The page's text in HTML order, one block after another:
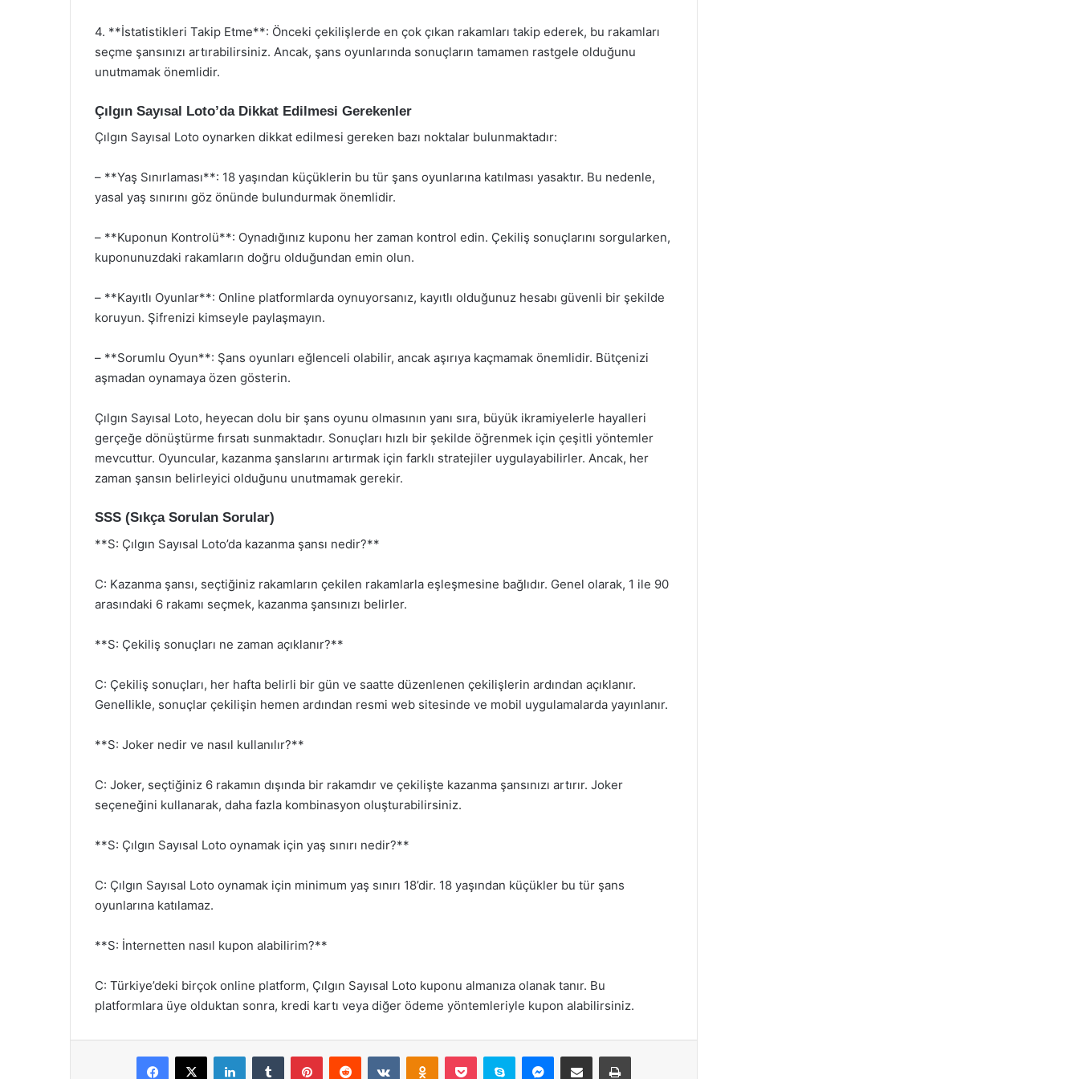
4. **İstatistikleri Takip Etme**: Önceki çekilişlerde en çok çıkan rakamları takip ederek, bu rakamları
seçme şansınızı artırabilirsiniz. Ancak, şans oyunlarında sonuçların tamamen rastgele olduğunu
unutmamak önemlidir.
Çılgın Sayısal Loto’da Dikkat Edilmesi Gerekenler
Çılgın Sayısal Loto oynarken dikkat edilmesi gereken bazı noktalar bulunmaktadır:
– **Yaş Sınırlaması**: 18 yaşından küçüklerin bu tür şans oyunlarına katılması yasaktır. Bu nedenle,
yasal yaş sınırını göz önünde bulundurmak önemlidir.
– **Kuponun Kontrolü**: Oynadığınız kuponu her zaman kontrol edin. Çekiliş sonuçlarını sorgularken,
kuponunuzdaki rakamların doğru olduğundan emin olun.
– **Kayıtlı Oyunlar**: Online platformlarda oynuyorsanız, kayıtlı olduğunuz hesabı güvenli bir şekilde
koruyun. Şifrenizi kimseyle paylaşmayın.
– **Sorumlu Oyun**: Şans oyunları eğlenceli olabilir, ancak aşırıya kaçmamak önemlidir. Bütçenizi
aşmadan oynamaya özen gösterin.
Çılgın Sayısal Loto, heyecan dolu bir şans oyunu olmasının yanı sıra, büyük ikramiyelerle hayalleri
gerçeğe dönüştürme fırsatı sunmaktadır. Sonuçları hızlı bir şekilde öğrenmek için çeşitli yöntemler
mevcuttur. Oyuncular, kazanma şanslarını artırmak için farklı stratejiler uygulayabilirler. Ancak, her
zaman şansın belirleyici olduğunu unutmamak gerekir.
SSS (Sıkça Sorulan Sorular)
**S: Çılgın Sayısal Loto’da kazanma şansı nedir?**
C: Kazanma şansı, seçtiğiniz rakamların çekilen rakamlarla eşleşmesine bağlıdır. Genel olarak, 1 ile 90
arasındaki 6 rakamı seçmek, kazanma şansınızı belirler.
**S: Çekiliş sonuçları ne zaman açıklanır?**
C: Çekiliş sonuçları, her hafta belirli bir gün ve saatte düzenlenen çekilişlerin ardından açıklanır.
Genellikle, sonuçlar çekilişin hemen ardından resmi web sitesinde ve mobil uygulamalarda yayınlanır.
**S: Joker nedir ve nasıl kullanılır?**
C: Joker, seçtiğiniz 6 rakamın dışında bir rakamdır ve çekilişte kazanma şansınızı artırır. Joker
seçeneğini kullanarak, daha fazla kombinasyon oluşturabilirsiniz.
**S: Çılgın Sayısal Loto oynamak için yaş sınırı nedir?**
C: Çılgın Sayısal Loto oynamak için minimum yaş sınırı 18’dir. 18 yaşından küçükler bu tür şans
oyunlarına katılamaz.
**S: İnternetten nasıl kupon alabilirim?**
C: Türkiye’deki birçok online platform, Çılgın Sayısal Loto kuponu almanıza olanak tanır. Bu
platformlara üye olduktan sonra, kredi kartı veya diğer ödeme yöntemleriyle kupon alabilirsiniz.
Facebook
X LinkedInTumblr PinterestReddit VKontakteOdnoklassniki
Pocket Skype Messenger
E-Posta ile paylaş Yazdır